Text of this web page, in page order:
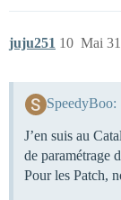
juju251 Mai
10
SpeedyBoo:
J’en suis au
de paramétrage
Pour les Patch,